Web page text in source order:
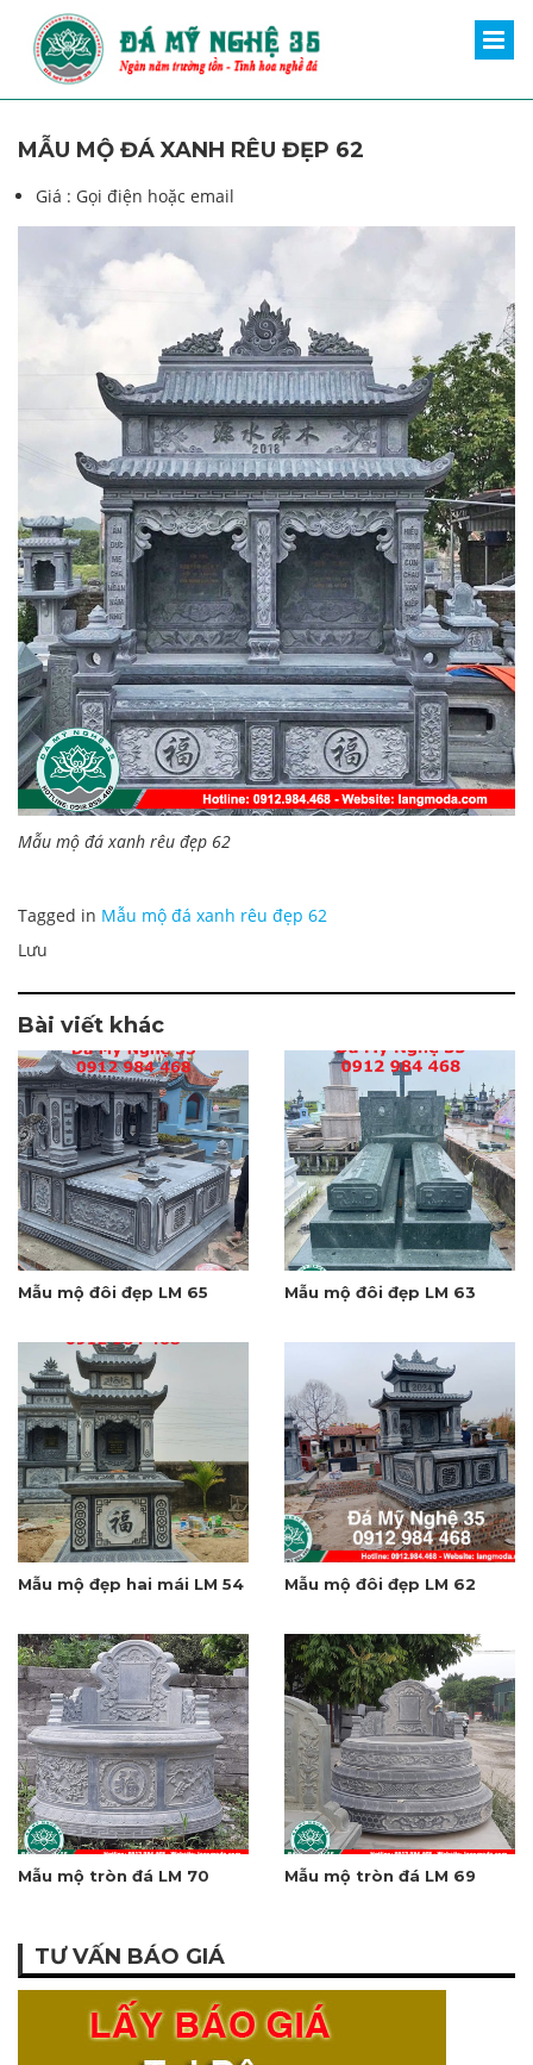
MẪU MỘ ĐÁ XANH RÊU ĐẸP 62
Giá : Gọi điện hoặc email
Mẫu mộ đá xanh rêu đẹp 62
Tagged in Mẫu mộ đá xanh rêu đẹp 62
Lưu
Bài viết khác
Mẫu mộ đôi đẹp LM 65 Mẫu mộ đôi đẹp LM 63
Mẫu mộ đẹp hai mái LM 54 Mẫu mộ đôi đẹp LM 62
Mẫu mộ tròn đá LM 70 Mẫu mộ tròn đá LM 69
TƯ VẤN BÁO GIÁ